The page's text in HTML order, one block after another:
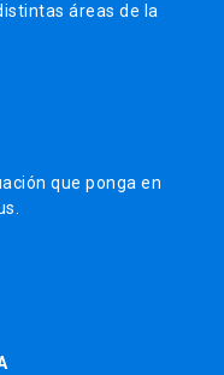
áreas de la
que ponga en